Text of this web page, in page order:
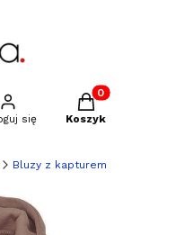
się
Produkty w
Koszyk
Bluzy z kapturem